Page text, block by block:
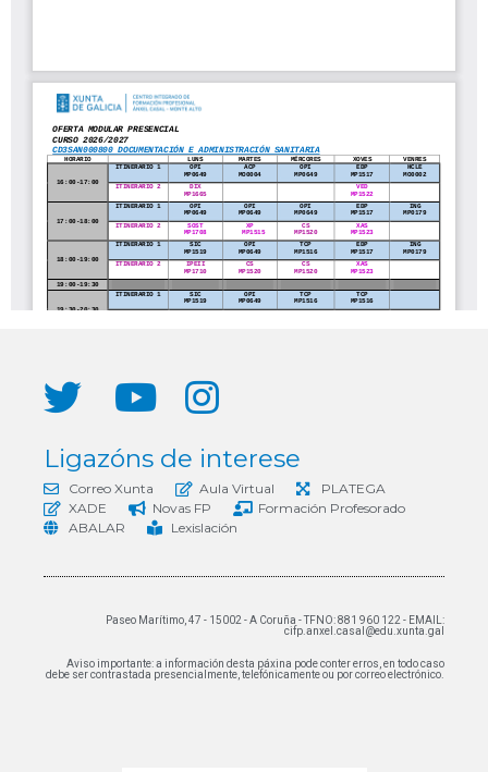
Ligazóns de interese
Correo Xunta Aula Virtual
PLATEGA
XADE
Novas FP
Formación Profesorado
ABALAR
Lexislación
Paseo Marítimo, 47 - 15002 - A Coruña - TFNO: 881 960 122 - EMAIL:
cifp.anxel.casal@edu.xunta.gal
Aviso importante: a información desta páxina pode conter erros, en todo caso
debe ser contrastada presencialmente, telefónicamente ou por correo electrónico.